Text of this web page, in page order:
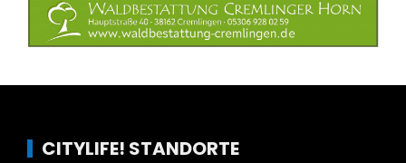
CITYLIFE! STANDORTE